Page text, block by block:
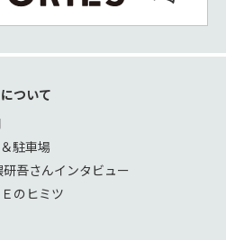
ついて
駐車場
吾さんインタビュー
のヒミツ